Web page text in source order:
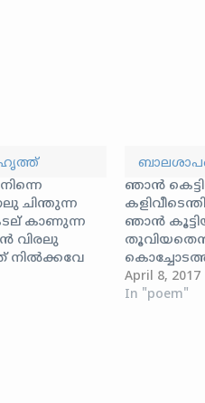
ചിന്തുന്ന
കാണുന്ന
വിരലു
നില്‍ക്കവേ
ഞാന്‍
ഞാന്‍
നീ ഞാന്‍
April 8, 2017
In "poem"